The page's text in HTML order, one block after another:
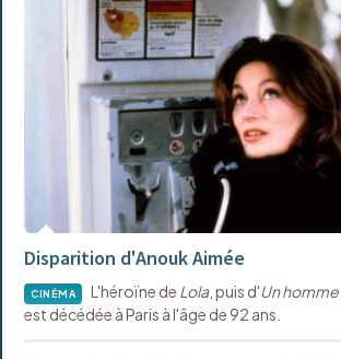
Disparition d'Anouk Aimée
CINÉMA L'héroïne de Lola, puis d'Un
est décédée à Paris à l'âge de 92 ans.